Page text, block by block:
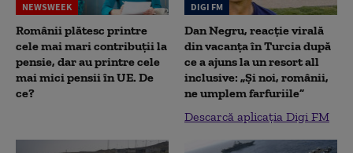
NEWSWEEK
Românii plătesc printre
cele mai mari contribuții la
pensie, dar au printre cele
mai mici pensii în UE. De
ce?
DIGI FM
Dan Negru, reacție virală
din vacanța în Turcia după
ce a ajuns la un resort all
inclusive: „Și noi, românii,
ne umplem farfuriile”
Descarcă aplicația Digi FM